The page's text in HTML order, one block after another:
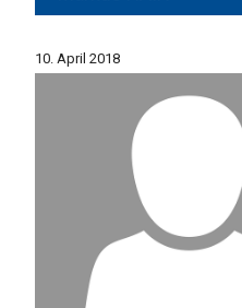
10. April 2018